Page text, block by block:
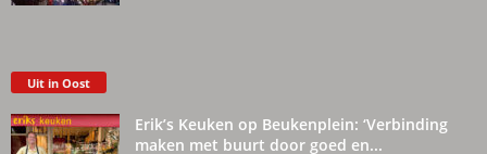
Uit in Oost
Erik’s Keuken op Beukenplein: ‘Verbinding
maken met buurt door goed en...